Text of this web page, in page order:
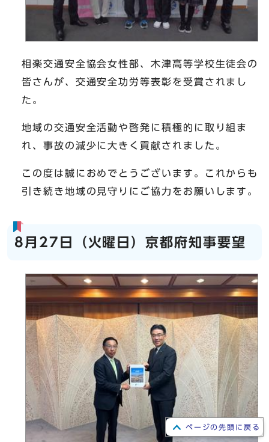
相楽交通安全協会女性部、木津高等学校生徒会の
皆さんが、交通安全功労等表彰を受賞されまし
た。
地域の交通安全活動や啓発に積極的に取り組ま
れ、事故の減少に大きく貢献されました。
この度は誠におめでとうございます。これからも
引き続き地域の見守りにご協力をお願いします。
8月27日（火曜日）京都府知事要望
ページの先頭に戻る